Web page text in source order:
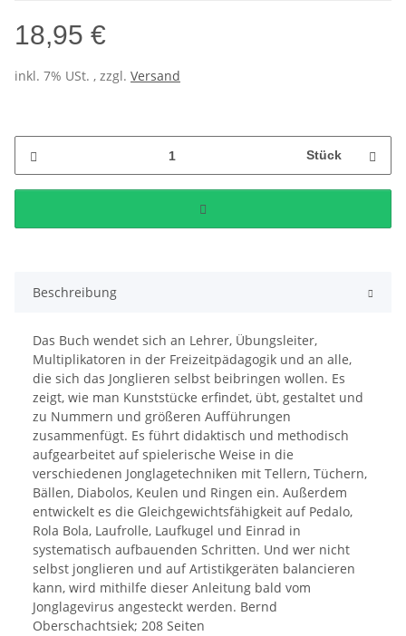
18,95 €
inkl. 7% USt. , zzgl. Versand
Stück
Beschreibung
Das Buch wendet sich an Lehrer, Übungsleiter,
Multiplikatoren in der Freizeitpädagogik und an alle,
die sich das Jonglieren selbst beibringen wollen. Es
zeigt, wie man Kunststücke erfindet, übt, gestaltet und
zu Nummern und größeren Aufführungen
zusammenfügt. Es führt didaktisch und methodisch
aufgearbeitet auf spielerische Weise in die
verschiedenen Jonglagetechniken mit Tellern, Tüchern,
Bällen, Diabolos, Keulen und Ringen ein. Außerdem
entwickelt es die Gleichgewichtsfähigkeit auf Pedalo,
Rola Bola, Laufrolle, Laufkugel und Einrad in
systematisch aufbauenden Schritten. Und wer nicht
selbst jonglieren und auf Artistikgeräten balancieren
kann, wird mithilfe dieser Anleitung bald vom
Jonglagevirus angesteckt werden. Bernd
Oberschachtsiek; 208 Seiten